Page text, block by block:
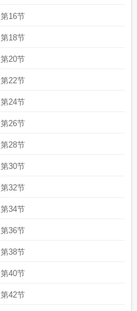
第16节
第18节
第20节
第22节
第24节
第26节
第28节
第30节
第32节
第34节
第36节
第38节
第40节
第42节